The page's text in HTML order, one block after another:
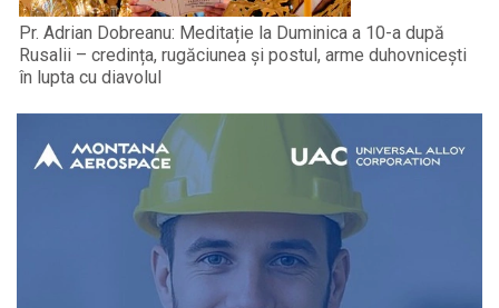
Pr. Adrian Dobreanu: Meditație la Duminica a 10-a după
Rusalii – credința, rugăciunea și postul, arme duhovnicești
în lupta cu diavolul